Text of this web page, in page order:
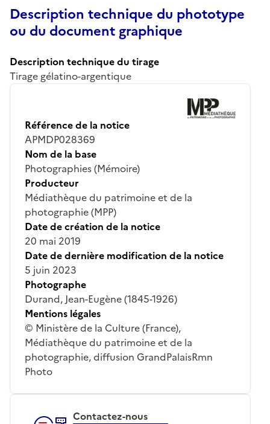
Description technique du phototype
ou du document graphique
Description technique du tirage
Tirage gélatino-argentique
Référence de la notice
APMDP028369
Nom de la base
Photographies (Mémoire)
Producteur
Médiathèque du patrimoine et de la
photographie (MPP)
Date de création de la notice
20 mai 2019
Date de dernière modification de la notice
5 juin 2023
Photographe
Durand, Jean-Eugène (1845-1926)
Mentions légales
© Ministère de la Culture (France),
Médiathèque du patrimoine et de la
photographie, diffusion GrandPalaisRmn
Photo
Contactez-nous